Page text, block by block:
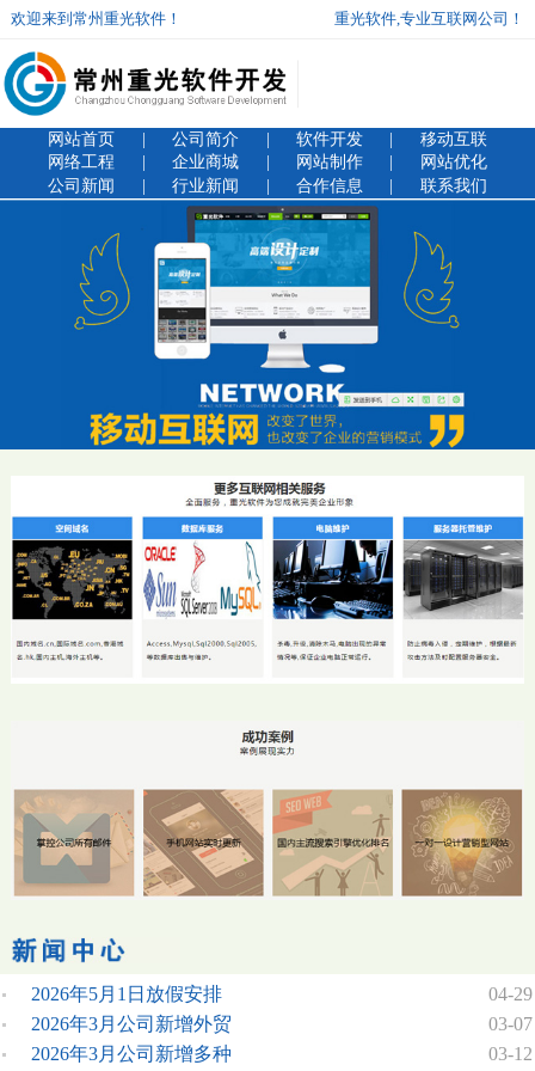
欢迎来到常州重光软件！ 重光软件,专业互联网公司！
网站首页 | 公司简介 | 软件开发 |
移动互联
网络工程
企业商城 网站制作
网站优化
公司新闻
行业新闻 合作信息 联系我们
2026年5月1日放假安排
04-29
2026年3月公司新增外贸
03-07
2026年3月公司新增多种
03-12